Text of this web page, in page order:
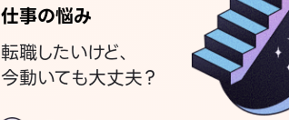
仕事の悩み
転職したいけど、
今動いても大丈夫？